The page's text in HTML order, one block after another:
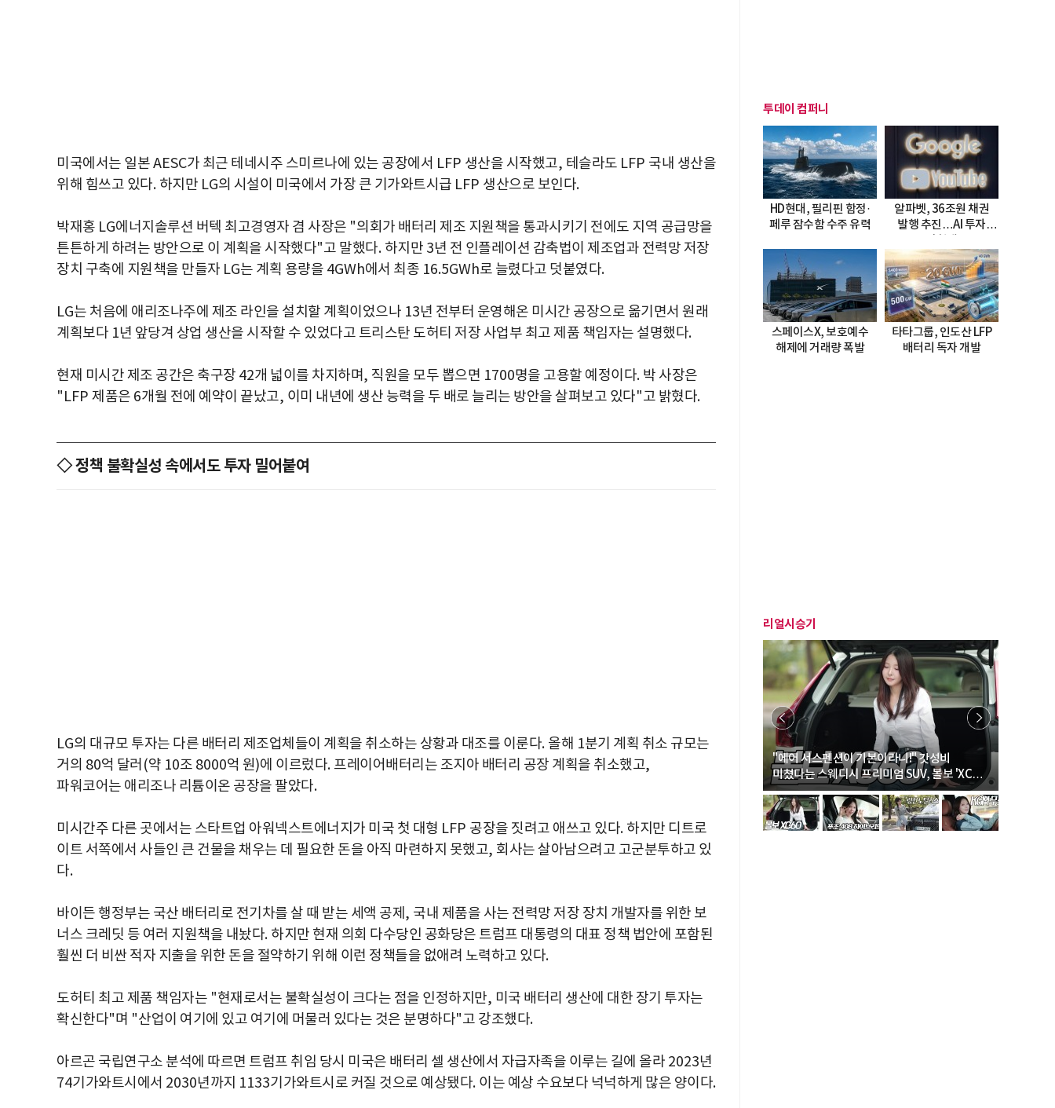
미국에서는 일본AESC가 최근 테네시주 스미르나에 있는 공장에서 LFP 생산을 시작했고, 테슬라도 LFP 국내 생산을
위해 힘쓰고 있다. 하지만 LG의 시설이 미국에서 가장 큰 기가와트시급 LFP 생산으로 보인다.
박재홍 LG에너지솔루션 버텍 최고경영자 겸 사장은 "의회가 배터리 제조 지원책을 통과시키기 전에도 지역 공급망을
튼튼하게 하려는 방안으로 이 계획을 시작했다"고 말했다. 하지만 3년 전 인플레이션 감축법이 제조업과 전력망 저장
장치 구축에 지원책을 만들자 LG는 계획 용량을 4GWh에서 최종 16.5GWh로 늘렸다고 덧붙였다.
LG는 처음에 애리조나주에 제조 라인을 설치할 계획이었으나 13년 전부터 운영해온 미시간 공장으로 옮기면서 원래
계획보다 1년 앞당겨 상업 생산을 시작할 수 있었다고 트리스탄 도허티 저장 사업부 최고 제품 책임자는 설명했다.
현재 미시간 제조 공간은 축구장 42개 넓이를 차지하며, 직원을 모두 뽑으면 1700명을 고용할 예정이다. 박 사장은
"LFP 제품은 6개월 전에 예약이 끝났고, 이미 내년에 생산 능력을 두 배로 늘리는 방안을 살펴보고 있다"고 밝혔다.
◇ 정책 불확실성 속에서도 투자 밀어붙여
LG의 대규모 투자는 다른 배터리 제조업체들이 계획을 취소하는 상황과 대조를 이룬다. 올해 1분기 계획 취소 규모는
거의 80억 달러 (약 10조 8000억 원)에 이르렀다. 프레이어배터리는 조지아 배터리 공장 계획을 취소했고,
파워코어는 애리조나 리튬이온 공장을 팔았다.
미시간주 다른 곳에서는 스타트업 아워넥스트에너지가 미국 첫 대형 LFP 공장을 짓려고 애쓰고 있다. 하지만 디트로
이트 서쪽에서 사들인 큰 건물을 채우는 데 필요한 돈을 아직 마련하지 못했고, 회사는 살아남으려고 고군분투하고 있
다.
바이든 행정부는 국산 배터리로 전기차를 살 때 받는 세액 공제 , 국내 제품을 사는 전력망 저장 장치 개발자를 위한 보
너스 크레딧 등 여러 지원책을 내놨다. 하지만 현재 의회 다수당인 공화당은 트럼프 대통령의 대표 정책 법안에 포함된
훨씬 더 비싼 적자 지출을 위한 돈을 절약하기 위해 이런 정책들을 없애려 노력하고 있다.
도허티 최고 제품 책임자는 "현재로서는 불확실성이 크다는 점을 인정하지만, 미국 배터리 생산에 대한 장기 투자는
확신한다"며 "산업이 여기에 있고 여기에 머물러 있다는 것은 분명하다"고 강조했다.
아르곤 국립연구소 분석에 따르면 트럼프 취임 당시 미국은 배터리 셀 생산에서 자급자족을 이루는 길에 올라 2023년
74기가와트시에서 2030년까지 1133기가와트시로 커질 것으로 예상됐다. 이는 예상 수요보다 넉넉하게 많은 양이다.
투데이 컴퍼니
HD현대, 필리핀 함정·
페루 잠수함 수주 유력
알파벳, 36조원 채권
발행 추진…AI 투자
스페이스X, 보호예수
해제에 거래량 폭발
타타그룹, 인도산 LFP
배터리 독자 개발
리얼시승기
박지수 아나운서가 타본 ‘전설의 무쏘’… “여성·
초보자도 반할 반전 매력”
"에어 서스펜션이 기본이라니!" 갓성비
미쳤다는 스웨디시 프리미엄 SUV, 볼보 'XC60
B5 울트라'